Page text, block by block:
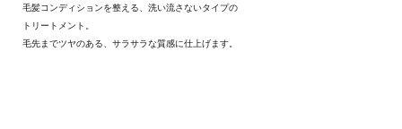
毛髪コンディションを整える、洗い流さないタイプの
トリートメント。
毛先までツヤのある、サラサラな質感に仕上げます。